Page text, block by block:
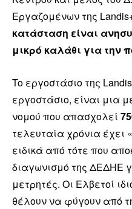
Εργαζομένων της
κατάσταση είναι
μικρό καλάθι για την
To εργοστάσιο της
εργοστάσιο, είναι μια
νομού που απασχολεί
τελευταία χρόνια έχει
ειδικά από τότε που
διαγωνισμό της ΔΕΔΗΕ
μετρητές. Οι Ελβετοί
θέλουν να φύγουν από